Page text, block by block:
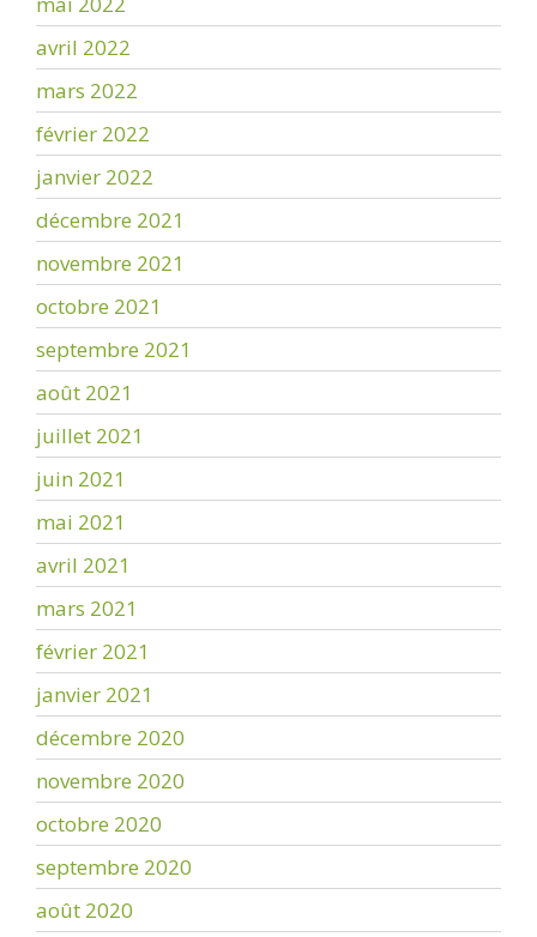
avril 2022
mars 2022
février 2022
janvier 2022
décembre 2021
novembre 2021
octobre 2021
septembre 2021
août 2021
juillet 2021
juin 2021
mai 2021
avril 2021
mars 2021
février 2021
janvier 2021
décembre 2020
novembre 2020
octobre 2020
septembre 2020
août 2020